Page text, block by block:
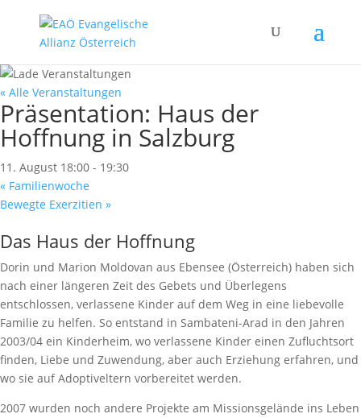
« Alle Veranstaltungen
Präsentation: Haus der
Hoffnung in Salzburg
11. August 18:00 - 19:30
« Familienwoche
Bewegte Exerzitien »
Das Haus der Hoffnung
Dorin und Marion Moldovan aus Ebensee (Österreich) haben sich
nach einer längeren Zeit des Gebets und Überlegens
entschlossen, verlassene Kinder auf dem Weg in eine liebevolle
Familie zu helfen. So entstand in Sambateni-Arad in den Jahren
2003/04 ein Kinderheim, wo verlassene Kinder einen Zufluchtsort
finden, Liebe und Zuwendung, aber auch Erziehung erfahren, und
wo sie auf Adoptiveltern vorbereitet werden.
2007 wurden noch andere Projekte am Missionsgelände ins Leben